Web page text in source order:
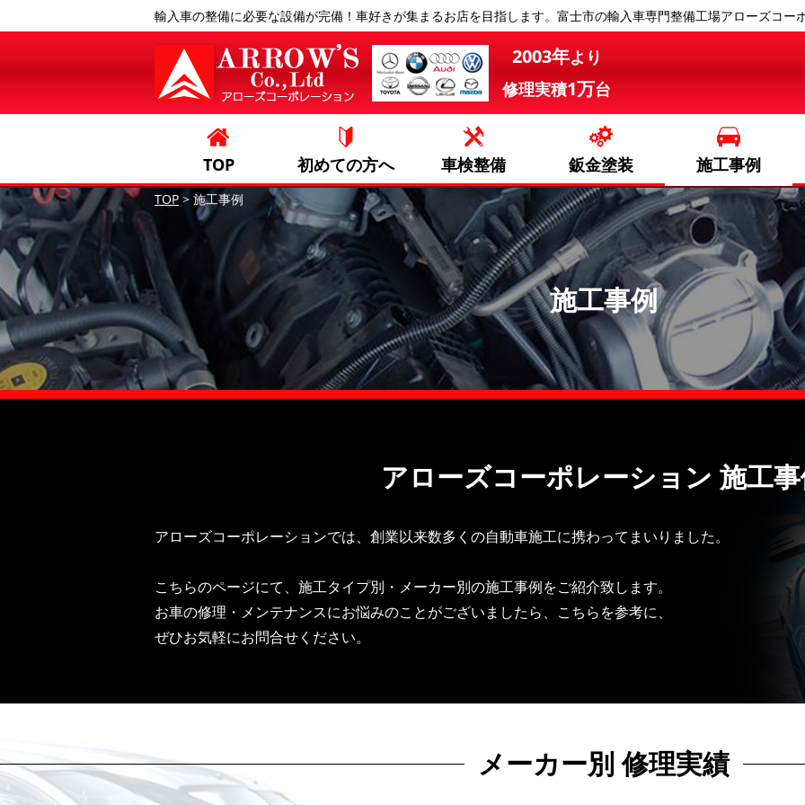
輸入車の整備に必要な設備が完備！車好きが集まるお店を目指します。富士市の輸入車専門整備工場アローズコー
2003年より
修理実積1万台
TOP 初めての方へ 車検整備 鈑金塗装 施工事例
TOP > 施工事例
施工事例
アローズコーポレーション 施工
アローズコーポレーションでは、創業以来数多くの自動車施工に携わってまいりました。
こちらのページにて、施工タイプ別・メーカー別の施工事例をご紹介致します。
お車の修理・メンテナンスにお悩みのことがございましたら、こちらを参考に、
ぜひお気軽にお問合せください。
メーカー別 修理実績